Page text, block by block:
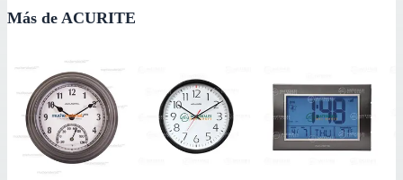
Más de ACURITE